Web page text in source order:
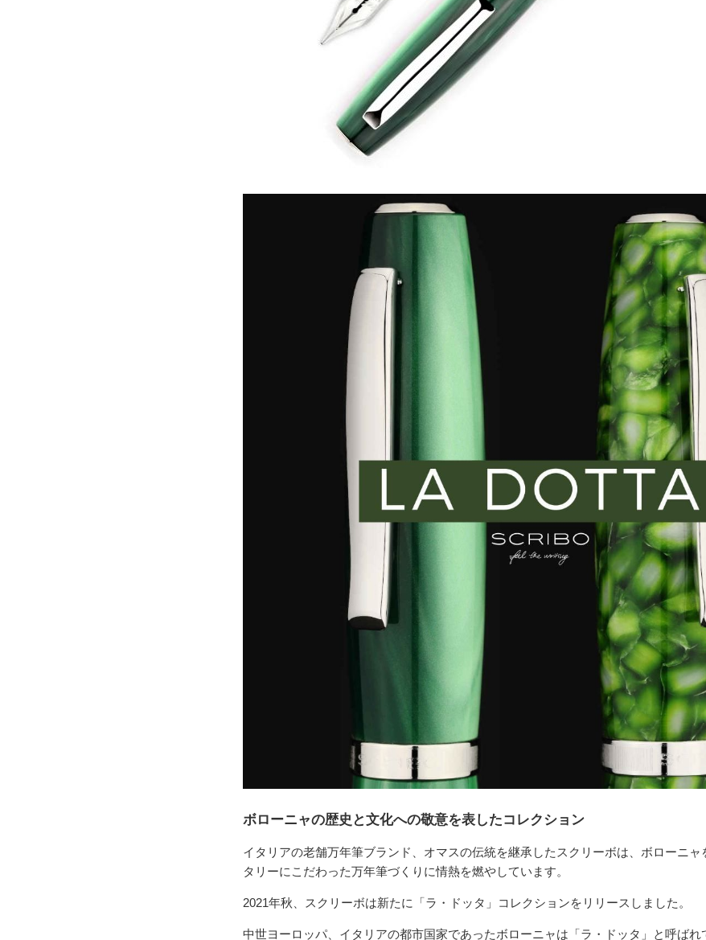
ボローニャの歴史と文化への敬意を表したコレクション
イタリアの老舗万年筆ブランド、オマスの伝統を継承したスクリーボは、ボローニャ
タリーにこだわった万年筆づくりに情熱を燃やしています。
2021年秋、スクリーボは新たに「ラ・ドッタ」コレクションをリリースしました。
中世ヨーロッパ、イタリアの都市国家であったボローニャは「ラ・ドッタ」と呼ばれ